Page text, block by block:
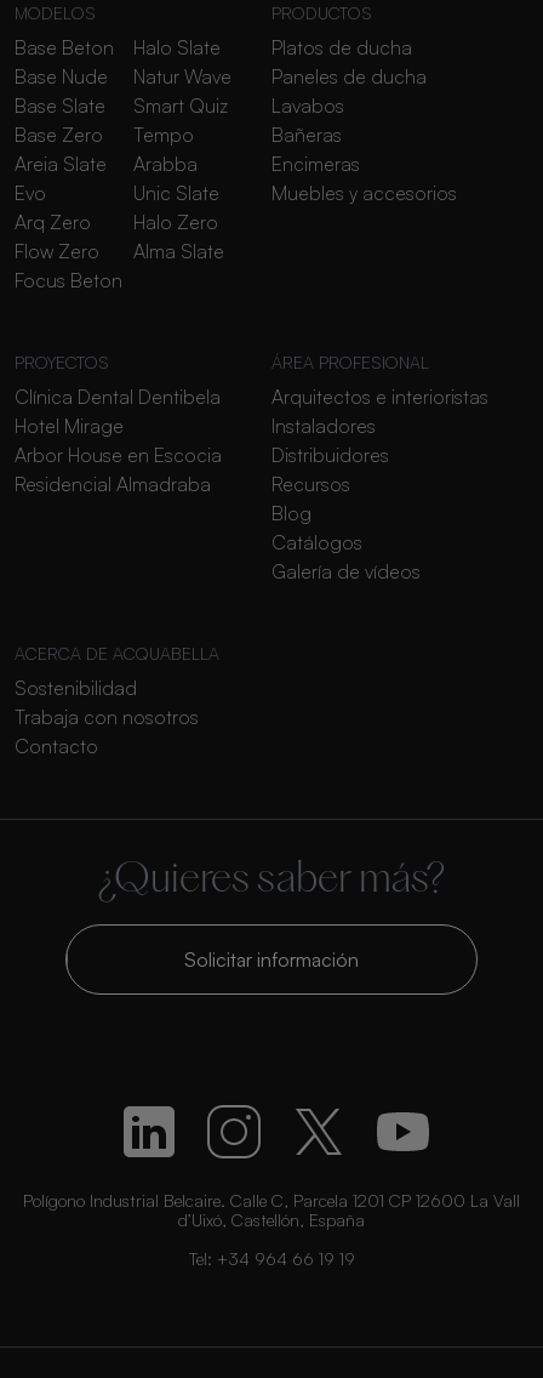
MODELOS
Base Beton
Base Nude
Base Slate
Base Zero
Areia Slate
Evo
Arq Zero
Flow Zero
Focus Beton
Halo Slate
Natur Wave
Smart Quiz
Tempo
Arabba
Unic Slate
Halo Zero
Alma Slate
PRODUCTOS
Platos de ducha
Paneles de ducha
Lavabos
Bañeras
Encimeras
Muebles y accesorios
PROYECTOS
Clínica Dental Dentibela
Hotel Mirage
Arbor House en Escocia
Residencial Almadraba
ÁREA PROFESIONAL
Arquitectos e interioristas
Instaladores
Distribuidores
Recursos
Blog
Catálogos
Galería de vídeos
ACERCA DE ACQUABELLA
Sostenibilidad
Trabaja con nosotros
Contacto
¿Quieres saber más?
Solicitar información
Polígono Industrial Belcaire. Calle C, Parcela 1201 CP 12600 La Vall
d’Uixó, Castellón, España
Tel: +34 964 66 19 19